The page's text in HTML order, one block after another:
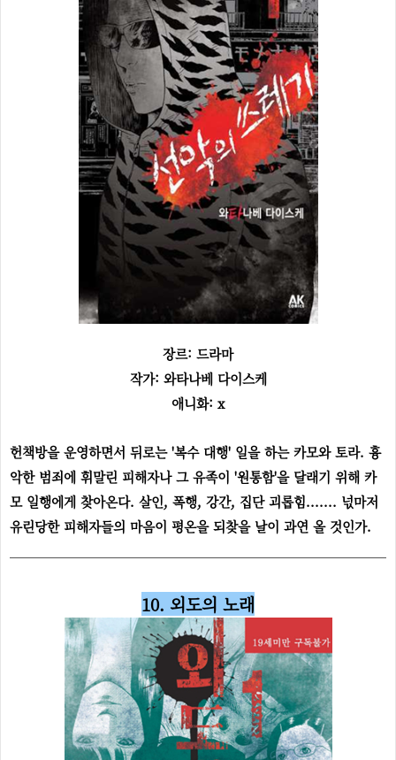
장르: 드라마
작가: 와타나베 다이스케
애니화: x
헌책방을 운영하면서 뒤로는 '복수 대행' 일을 하는 카모와 토라. 흉
악한 범죄에 휘말린 피해자나 그 유족이 '원통함'을 달래기 위해 카
모 일행에게 찾아온다. 살인, 폭행, 강간, 집단 괴롭힘....... 넋마저
유린당한 피해자들의 마음이 평온을 되찾을 날이 과연 올 것인가.
10. 외도의 노래